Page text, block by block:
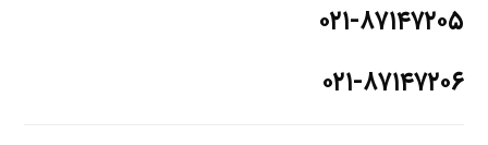
۰۲۱-۸۷۱۴۷۲۰۵
۰۲۱-۸۷۱۴۷۲۰۶